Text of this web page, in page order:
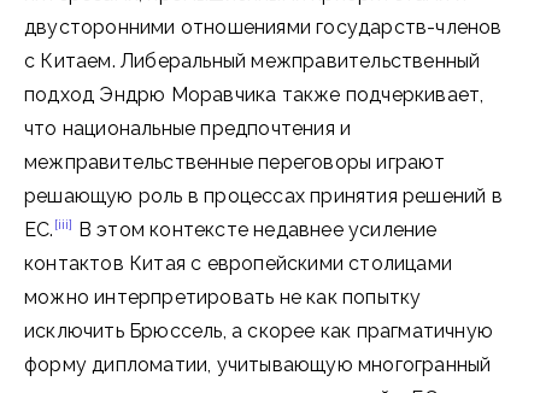
двусторонними отношениями государств-членов
с Китаем. Либеральный межправительственный
подход Эндрю Моравчика также подчеркивает,
что национальные предпочтения и
межправительственные переговоры играют
решающую роль в процессах принятия решений в
ЕС. [iii] В этом контексте недавнее усиление
контактов Китая с европейскими столицами
можно интерпретировать не как попытку
исключить Брюссель, а скорее как прагматичную
форму дипломатии, учитывающую многогранный